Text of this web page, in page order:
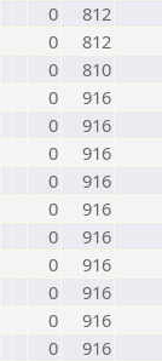
0
812
0
812
0
810
0
916
0
916
0
916
0
916
0
916
0
916
0
916
0
916
0
916
0
916